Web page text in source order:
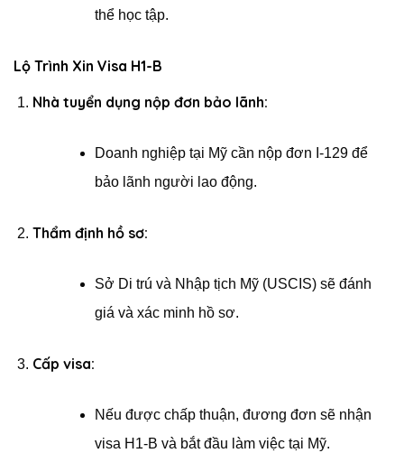
thể học tập.
Lộ Trình Xin Visa H1-B
Nhà tuyển dụng nộp đơn bảo lãnh:
Doanh nghiệp tại Mỹ cần nộp đơn I-129 để
bảo lãnh người lao động.
Thẩm định hồ sơ:
Sở Di trú và Nhập tịch Mỹ (USCIS) sẽ đánh
giá và xác minh hồ sơ.
Cấp visa:
Nếu được chấp thuận, đương đơn sẽ nhận
visa H1-B và bắt đầu làm việc tại Mỹ.